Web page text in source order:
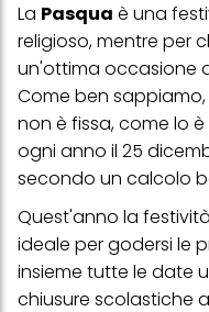
La Pasqua è una
religioso, mentre per
un'ottima occasione
Come ben
non è fissa, come lo
ogni anno il 25
secondo un calcolo
Quest'anno la
ideale per godersi le
insieme tutte le date
chiusure scolastiche